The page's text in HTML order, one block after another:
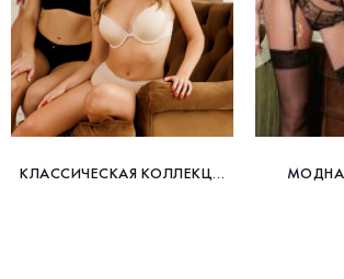
КЛАССИЧЕСКАЯ КОЛЛЕКЦИЯ